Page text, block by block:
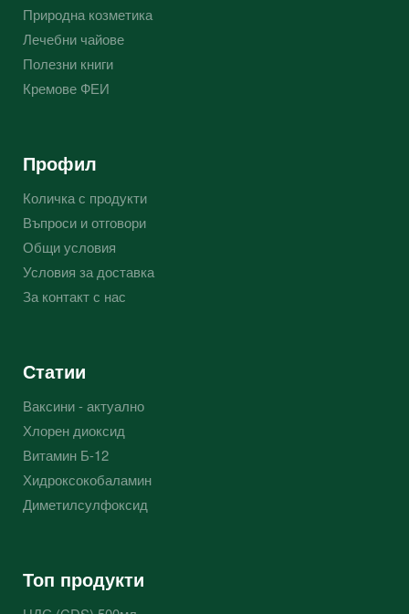
Природна козметика
Лечебни чайове
Полезни книги
Кремове ФЕИ
Профил
Количка с продукти
Въпроси и отговори
Общи условия
Условия за доставка
За контакт с нас
Статии
Ваксини - актуално
Хлорен диоксид
Витамин Б-12
Хидроксокобаламин
Диметилсулфоксид
Топ продукти